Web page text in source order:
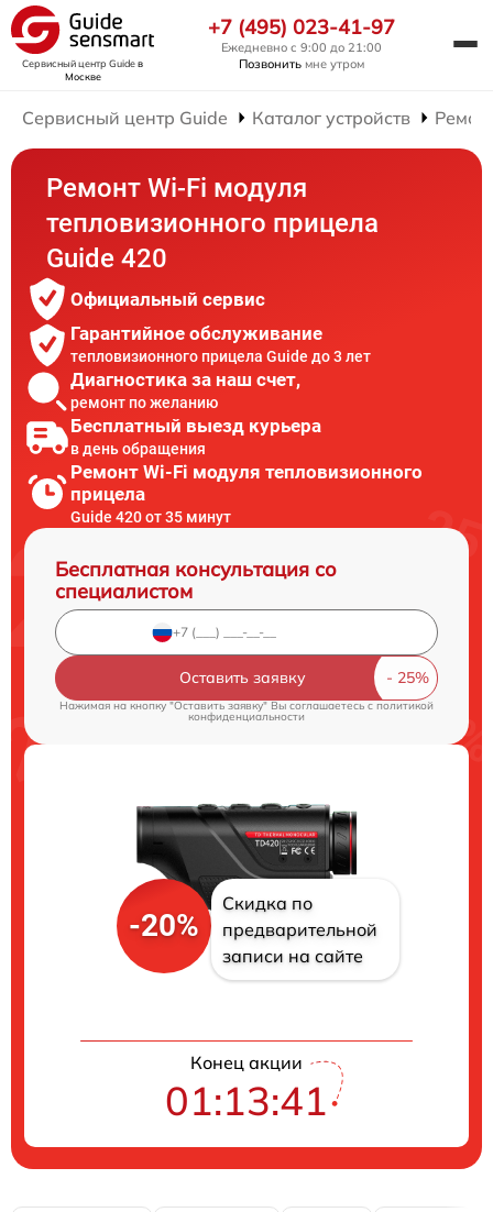
Сервисный центр Guideв
Москве
+7 (495) 023-41-97
Ежедневно с 9:00 до 21:00
Позвонить мне утром
Сервисный центр Guide Каталог устройств
Ремонт Wi-Fi модуля
тепловизионного прицела
Guide 420
Официальный сервис
Гарантийное обслуживание
тепловизионного прицела Guide до 3 лет
Диагностика за наш счет,
ремонт по желанию
Бесплатный выезд курьера
в день обращения
Ремонт Wi-Fi модуля тепловизионного
прицела
Guide 420 от 35 минут
Бесплатная консультация со
специалистом
Оставить заявку
Нажимая на кнопку "Оставить заявку" Вы соглашаетесь cполитикой
конфиденциальности
-20%
Скидка по
предварительной
записи на сайте
Конец акции
01:13:41